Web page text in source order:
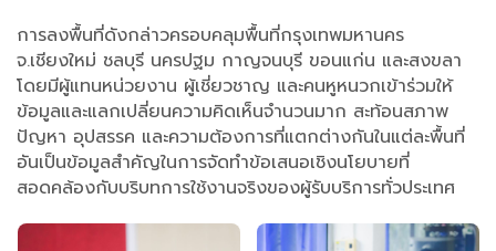
การลงพื้นที่ดังกล่าวครอบคลุมพื้นที่กรุงเทพมหานคร
จ.เชียงใหม่ ชลบุรี นครปฐม กาญจนบุรี ขอนแก่น และสงขลา
โดยมีผู้แทนหน่วยงาน ผู้เชี่ยวชาญ และคนหูหนวกเข้าร่วมให้
ข้อมูลและแลกเปลี่ยนความคิดเห็นจำนวนมาก สะท้อนสภาพ
ปัญหา อุปสรรค และความต้องการที่แตกต่างกันในแต่ละพื้นที่
อันเป็นข้อมูลสำคัญในการจัดทำข้อเสนอเชิงนโยบายที่
สอดคล้องกับบริบทการใช้งานจริงของผู้รับบริการทั่วประเทศ